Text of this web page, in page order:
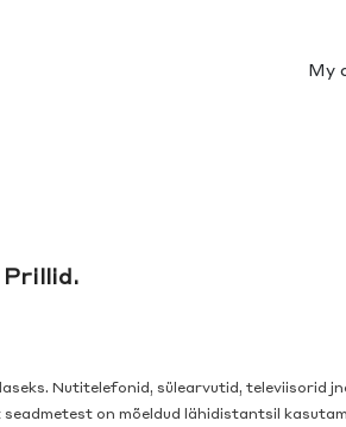
My
Nutitelefonid, sülearvutid, televiisorid
on mõeldud lähidistantsil